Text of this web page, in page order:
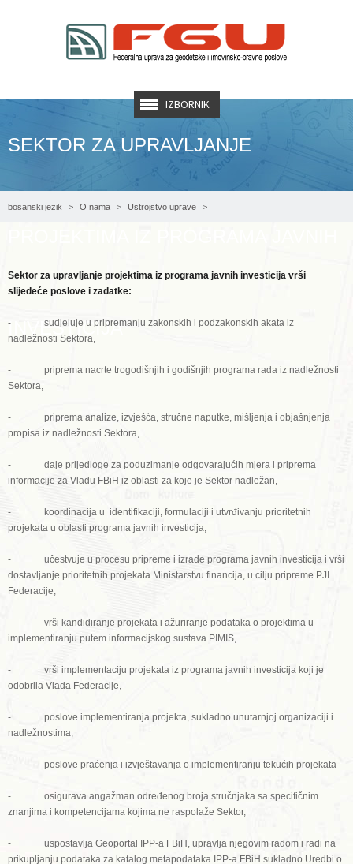
IZBORNIK
SEKTOR ZA UPRAVLJANJE
INVESTICIJA
bosanski jezik O nama Ustrojstvo uprave
Sektor za upravljanje projektima iz programa javnih investicija vrši
slijedeće poslove i zadatke:
- sudjeluje u pripremanju zakonskih i podzakonskih akata iz
nadležnosti Sektora,
- priprema nacrte trogodišnjih i godišnjih programa rada iz nadležnosti
Sektora,
- priprema analize, izvješća, stručne naputke, mišljenja i objašnjenja
propisa iz nadležnosti Sektora,
- daje prijedloge za poduzimanje odgovarajućih mjera i priprema
informacije za Vladu FBiH iz oblasti za koje je Sektor nadležan,
- koordinacija u identifikaciji, formulaciji i utvrđivanju prioritetnih
projekata u oblasti programa javnih investicija,
- učestvuje u procesu pripreme i izrade programa javnih investicija i vrši
dostavljanje prioritetnih projekata Ministarstvu financija, u cilju pripreme PJI
Federacije,
- vrši kandidiranje projekata i ažuriranje podataka o projektima u
implementiranju putem informacijskog sustava PIMIS,
- vrši implementaciju projekata iz programa javnih investicija koji je
odobrila Vlada Federacije,
- poslove implementiranja projekta, sukladno unutarnjoj organizaciji i
nadležnostima,
- poslove praćenja i izvještavanja o implementiranju tekućih projekata
- osigurava angažman određenog broja stručnjaka sa specifičnim
znanjima i kompetencijama kojima ne raspolaže Sektor,
- uspostavlja Geoportal IPP-a FBiH, upravlja njegovim radom i radi na
prikupljanju podataka za katalog metapodataka IPP-a FBiH sukladno Uredbi o